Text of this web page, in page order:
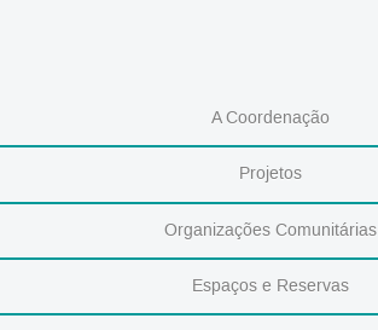
A Coordenação
Projetos
Organizações Comunitárias
Espaços e Reservas